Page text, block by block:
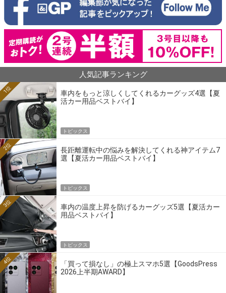
人気記事ランキング
車内をもっと涼しくしてくれるカーグッズ4選【夏
活カー用品ベストバイ】
1位
トピックス
長距離運転中の悩みを解決してくれる神アイテム7
選【夏活カー用品ベストバイ】
2位
トピックス
車内の温度上昇を防げるカーグッズ5選【夏活カー
用品ベストバイ】
3位
トピックス
「買って損なし」の極上スマホ5選【GoodsPress
2026上半期AWARD】
4位